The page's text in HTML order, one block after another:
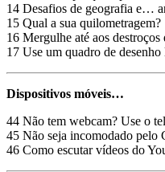
14 Desafios de geografia e…
15 Qual a sua quilometragem?
16 Mergulhe até aos
17 Use um quadro de
Dispositivos móveis…
44 Não tem webcam? Use o
45 Não seja incomodado pelo
46 Como escutar vídeos do